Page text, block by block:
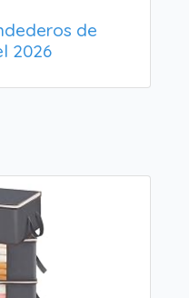
de
2026